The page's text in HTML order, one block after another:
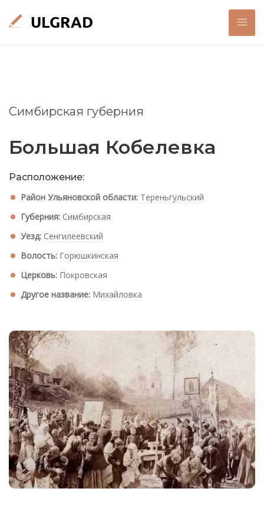
Симбирская губерния
Большая Кобелевка
Расположение:
Район Ульяновской области: Тереньгульский
Губерния: Симбирская
Уезд: Сенгилеевский
Волость: Горюшкинская
Церковь: Покровская
Другое название: Михайловка